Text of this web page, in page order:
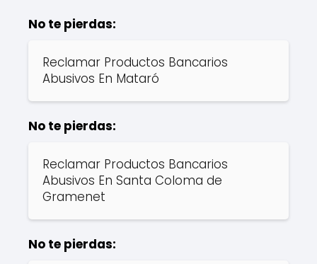
No te pierdas:
Reclamar Productos Bancarios
Abusivos En Mataró
No te pierdas:
Reclamar Productos Bancarios
Abusivos En Santa Coloma de
Gramenet
No te pierdas: